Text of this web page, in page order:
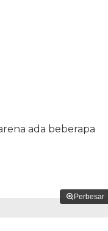
ada beberapa
Perbesar